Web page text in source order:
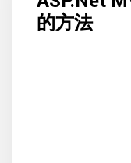
的方法